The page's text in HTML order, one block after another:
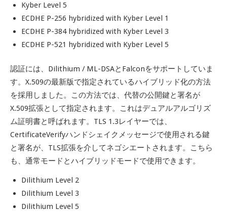
Kyber Level 5
ECDHE P-256 hybridized with Kyber Level 1
ECDHE P-384 hybridized with Kyber Level 3
ECDHE P-521 hybridized with Kyber Level 5
認証には、Dilithium / ML-DSAとFalconをサポートしていま
す。X.509の最新版で指定されているハイブリッド化の方法
を採用しました。この方法では、代替の公開鍵と署名が
X.509拡張として指定されます。これはデュアルアルゴリズ
ム証明書と呼ばれます。TLS 1.3レイヤーでは、
CertificateVerifyハンドシェイクメッセージで使用される鍵
と署名が、TLS拡張を介してネゴシエートされます。こちら
も、通常モードとハイブリッドモードで使用できます。
Dilithium Level 2
Dilithium Level 3
Dilithium Level 5